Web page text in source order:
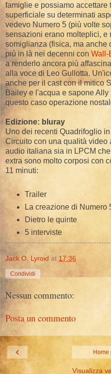
famiglie e possiamo
superficiale su determinati
vedevo Numero 5 (più volte
sensazioni erano molteplici, e
somiglianza (fisica, ma anche
più in là nei decenni con Wall-
a renderlo ancora più
alla voce di Leo Gullotta.
anche per il cast con il mitico
Bailey e l'acqua e sapone
questo caso operazione
Edizione: bluray
Uno dei recenti Quadrifoglio
Circuito con una qualità video
audio italiana sia in LPCM
extra sono molto corposi con
11 minuti:
Trailer
La creazione di Numero
Dietro le quinte
5 interviste
Jack O. Lyroid at 17:36
Condividi
Nessun commento:
Posta un commento
‹ Home
Visualizza